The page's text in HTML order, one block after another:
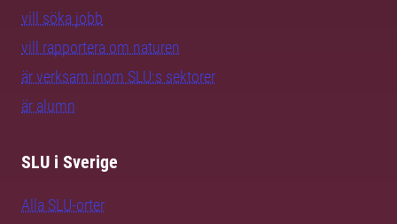
vill söka jobb
vill rapportera om naturen
är verksam inom SLU:s sektorer
är alumn
SLU i Sverige
Alla SLU-orter